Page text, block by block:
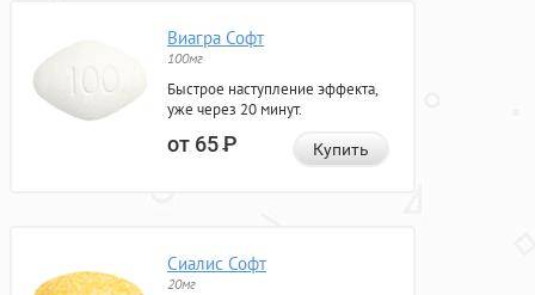
Виагра Софт
100мг
Быстрое наступление эффекта,
уже через 20 минут.
от 65Р Купить
Сиалис Софт
20мг